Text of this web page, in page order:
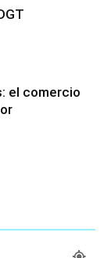
el comercio